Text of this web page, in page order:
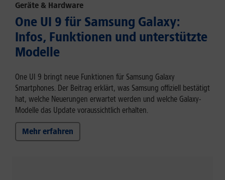
Geräte & Hardware
One UI 9 für Samsung Galaxy:
Infos, Funktionen und unterstützte
Modelle
One UI 9 bringt neue Funktionen für Samsung Galaxy
Smartphones. Der Beitrag erklärt, was Samsung offiziell bestätigt
hat, welche Neuerungen erwartet werden und welche Galaxy-
Modelle das Update voraussichtlich erhalten.
Mehr erfahren